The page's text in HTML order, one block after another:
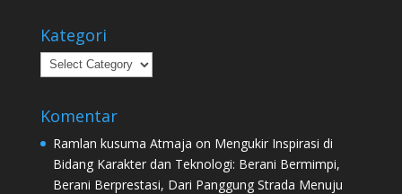
Kategori
Kategori
Komentar
Ramlan kusuma Atmaja on Mengukir Inspirasi di
Bidang Karakter dan Teknologi: Berani Bermimpi,
Berani Berprestasi, Dari Panggung Strada Menuju